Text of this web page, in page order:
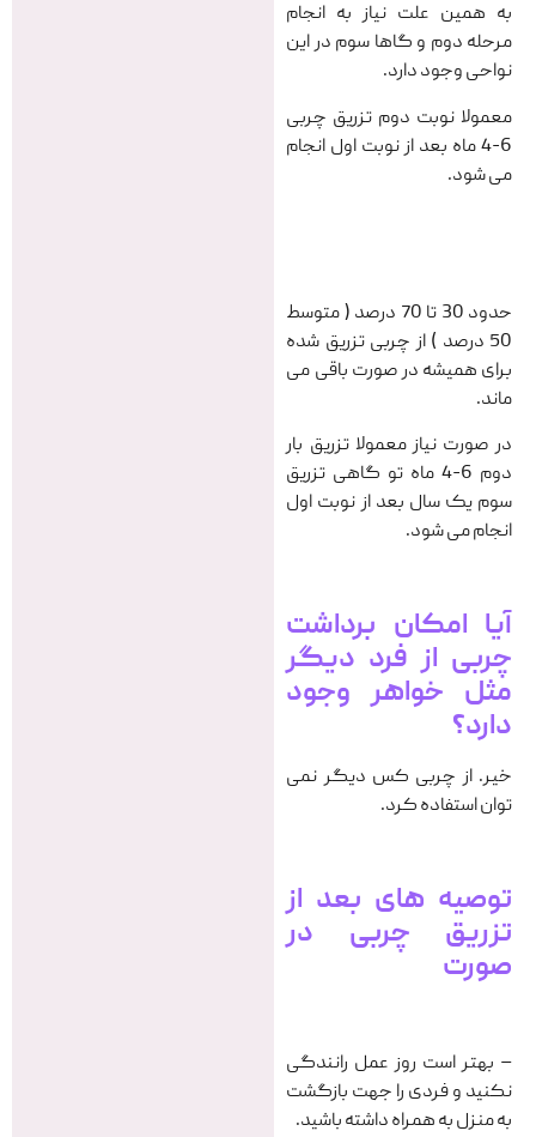
به همين علت نياز به انجام
مرحله دوم و گاها سوم در اين
نواحی وجود دارد.
معمولا نوبت دوم تزریق چربی
6-4 ماه بعد از نوبت اول انجام
می شود.
حدود 30 تا 70 درصد ( متوسط
50 درصد ) از چربی تزریق شده
برای همیشه در صورت باقی می
ماند.
در صورت نیاز معمولا تزریق بار
دوم 6-4 ماه تو گاهی تزریق
سوم یک سال بعد از نوبت اول
انجام می شود.
آیا امکان برداشت
چربی از فرد دیگر
مثل خواهر وجود
دارد؟
خیر. از چربی کس دیگر نمی
توان استفاده کرد.
توصیه های بعد از
تزریق چربی در
صورت
– بهتر است روز عمل رانندگی
نکنید و فردى را جهت بازگشت
به منزل به همراه داشته باشيد.